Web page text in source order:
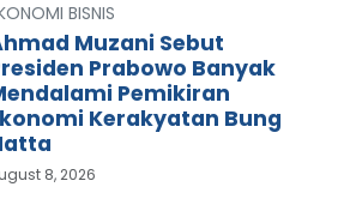
BISNIS
Muzani Sebut
Prabowo Banyak
Pemikiran
Kerakyatan Bung
8, 2026